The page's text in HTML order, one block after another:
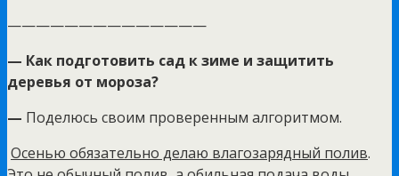
——————————————
— Как подготовить сад к зиме и защитить
деревья от мороза?
— Поделюсь своим проверенным алгоритмом.
Осенью обязательно делаю влагозарядный полив.